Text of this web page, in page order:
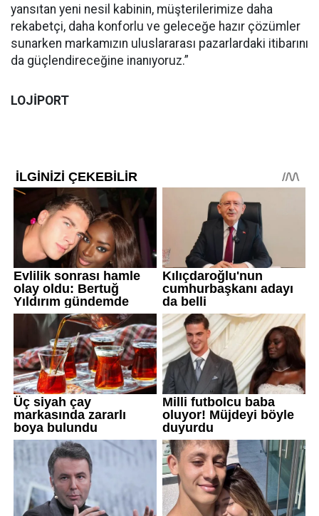
yansıtan yeni nesil kabinin, müşterilerimize daha
rekabetçi, daha konforlu ve geleceğe hazır çözümler
sunarken markamızın uluslararası pazarlardaki itibarını
da güçlendireceğine inanıyoruz.”
LOJİPORT